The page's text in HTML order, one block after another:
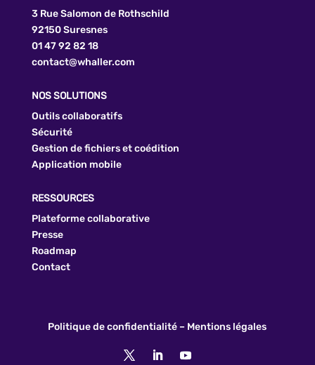
3 Rue Salomon de Rothschild
92150 Suresnes
01 47 92 82 18
contact@whaller.com
NOS SOLUTIONS
Outils collaboratifs
Sécurité
Gestion de fichiers et coédition
Application mobile
RESSOURCES
Plateforme collaborative
Presse
Roadmap
Contact
Politique de confidentialité– Mentions légales